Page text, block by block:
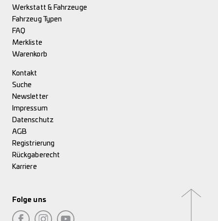
Werkstatt & Fahrzeuge
Fahrzeug Typen
FAQ
Merkliste
Warenkorb
Kontakt
Suche
Newsletter
Impressum
Datenschutz
AGB
Registrierung
Rückgaberecht
Karriere
Folge uns